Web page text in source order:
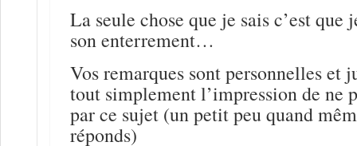
La seule chose que je sais c’est que
son enterrement…
Vos remarques sont personnelles et
tout simplement l’impression de ne
par ce sujet (un petit peu quand
réponds)